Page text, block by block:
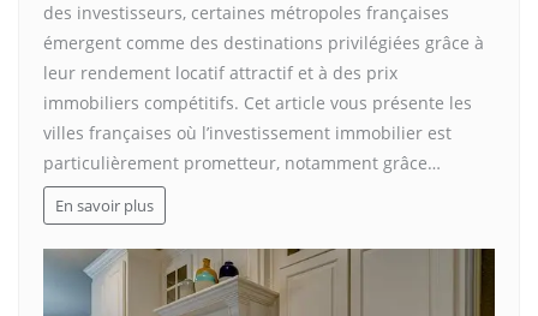
des investisseurs, certaines métropoles françaises
émergent comme des destinations privilégiées grâce à
leur rendement locatif attractif et à des prix
immobiliers compétitifs. Cet article vous présente les
villes françaises où l’investissement immobilier est
particulièrement prometteur, notamment grâce…
En savoir plus